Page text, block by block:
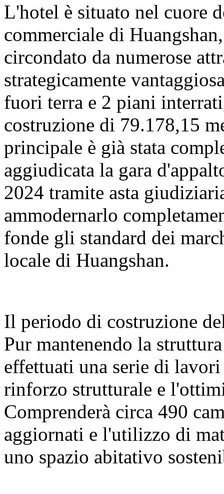
L'hotel è situato nel cuore
commerciale di
circondato da numerose
strategicamente
fuori terra e 2 piani
costruzione di 79.178,15
principale è già stata
aggiudicata la gara
2024 tramite asta
ammodernarlo
fonde gli standard dei
locale di Huangshan.
Il periodo di costruzione
Pur mantenendo la
effettuati una serie di
rinforzo strutturale e
Comprenderà circa 490
aggiornati e l'utilizzo di
uno spazio abitativo